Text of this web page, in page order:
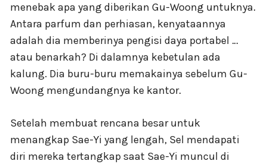
menebak apa yang diberikan Gu-Woong untuknya.
Antara parfum dan perhiasan, kenyataannya
adalah dia memberinya pengisi daya portabel …
atau benarkah? Di dalamnya kebetulan ada
kalung. Dia buru-buru memakainya sebelum Gu-
Woong mengundangnya ke kantor.
Setelah membuat rencana besar untuk
menangkap Sae-Yi yang lengah, Sel mendapati
diri mereka tertangkap saat Sae-Yi muncul di